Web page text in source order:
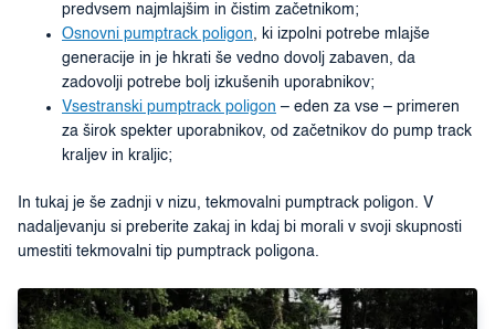
predvsem najmlajšim in čistim začetnikom;
Osnovni pumptrack poligon, ki izpolni potrebe mlajše
generacije in je hkrati še vedno dovolj zabaven, da
zadovolji potrebe bolj izkušenih uporabnikov;
Vsestranski pumptrack poligon – eden za vse – primeren
za širok spekter uporabnikov, od začetnikov do pump track
kraljev in kraljic;
In tukaj je še zadnji v nizu, tekmovalni pumptrack poligon. V
nadaljevanju si preberite zakaj in kdaj bi morali v svoji skupnosti
umestiti tekmovalni tip pumptrack poligona.